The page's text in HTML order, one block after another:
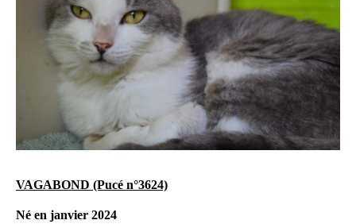
VAGABOND (Pucé n°3624)
Né en janvier 2024